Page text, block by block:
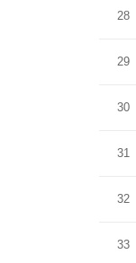
28
29
30
31
32
33